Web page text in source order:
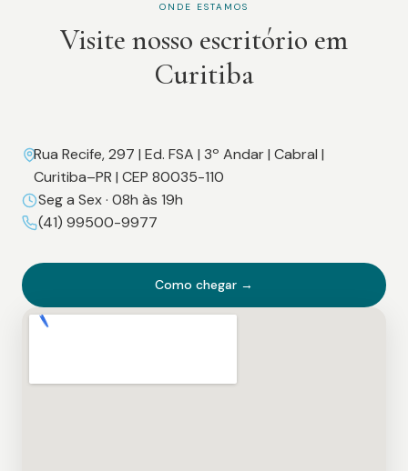
ONDE ESTAMOS
Visite nosso escritório em
Curitiba
Rua Recife, 297 | Ed. FSA | 3º Andar | Cabral |
Curitiba–PR | CEP 80035-110
Seg a Sex · 08h às 19h
(41) 99500-9977
Como chegar →